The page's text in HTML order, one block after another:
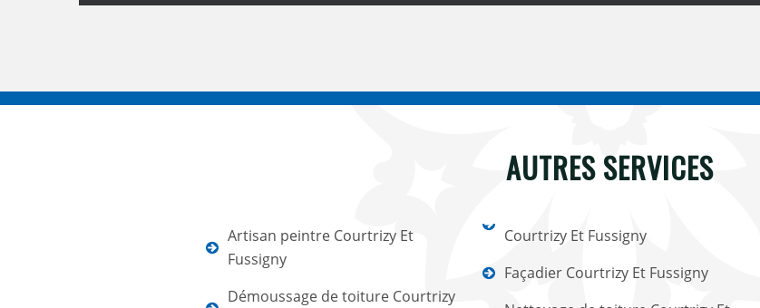
AUTRES SERVICES
Artisan peintre Courtrizy Et
Fussigny
Démoussage de toiture Courtrizy
Courtrizy Et Fussigny
Façadier Courtrizy Et Fussigny